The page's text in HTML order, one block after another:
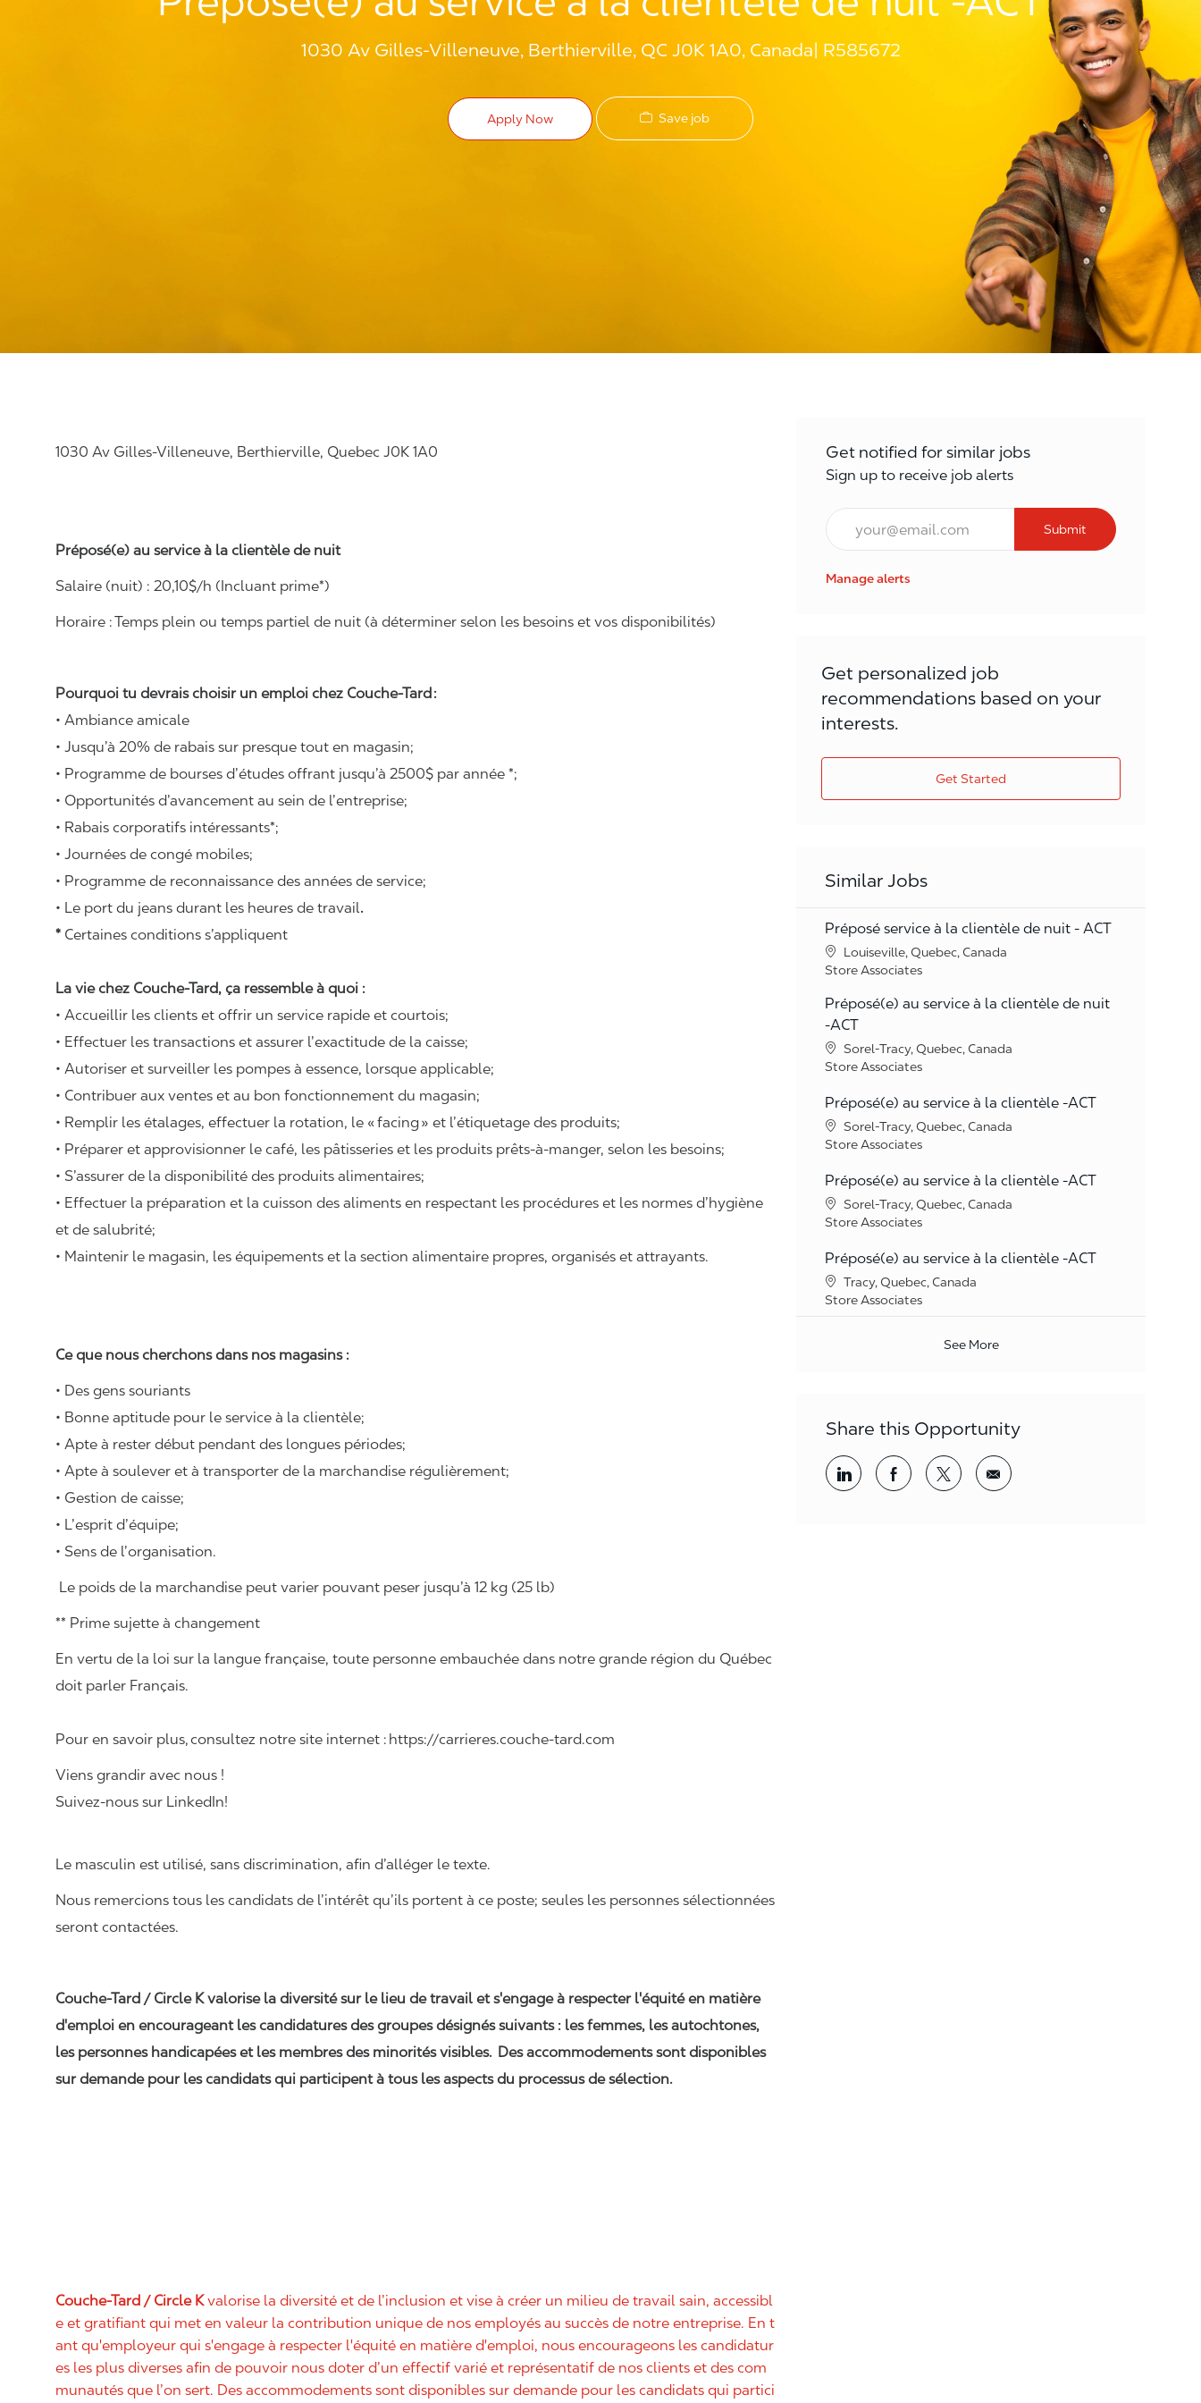
1030 Av Gilles-Villeneuve, Berthierville, QC J0K 1A0, Canada R585672
Apply Now Save job
1030 Av Gilles-Villeneuve, Berthierville, Quebec J0K 1A0
Préposé(e) au service à la clientèle de nuit
Salaire (nuit) : 20,10$/h (Incluant prime*)
Horaire :Temps plein ou temps partiel de nuit (à déterminer selon les besoins et vos disponibilités)
Pourquoi tu devrais choisir un emploi chez Couche-Tard :
• Ambiance amicale
• Jusqu’à 20% de rabais sur presque tout en magasin;
• Programme de bourses d’études offrant jusqu’à 2500$ par année *;
• Opportunités d’avancement au sein de l’entreprise;
• Rabais corporatifs intéressants*;
• Journées de congé mobiles;
• Programme de reconnaissance des années de service;
• Le port du jeans durant les heures de travail.
* Certaines conditions s’appliquent
La vie chez Couche-Tard, ça ressemble à quoi :
• Accueillir les clients et offrir un service rapide et courtois;
• Effectuer les transactions et assurer l’exactitude de la caisse;
• Autoriser et surveiller les pompes à essence, lorsque applicable;
• Contribuer aux ventes et au bon fonctionnement du magasin;
• Remplir les étalages, effectuer la rotation, le «facing» et l’étiquetage des produits;
• Préparer et approvisionner le café, les pâtisseries et les produits prêts-à-manger, selon les besoins;
• S’assurer de la disponibilité des produits alimentaires;
• Effectuer la préparation et la cuisson des aliments en respectant les procédures et les normes d’hygiène
et de salubrité;
• Maintenir le magasin, les équipements et la section alimentaire propres, organisés et attrayants.
Ce que nous cherchons dans nos magasins :
• Des gens souriants
• Bonne aptitude pour le service à la clientèle;
• Apte à rester début pendant des longues périodes;
• Apte à soulever et à transporter de la marchandise régulièrement;
• Gestion de caisse;
• L’esprit d’équipe;
• Sens de l’organisation.
Le poids de la marchandise peut varier pouvant peser jusqu’à 12 kg (25 lb)
** Prime sujette à changement
En vertu de la loi sur la langue française, toute personne embauchée dans notre grande région du Québec
doit parler Français.
Pour en savoir plus, consultez notre site internet : https://carrieres.couche-tard.com
Viens grandir avec nous !
Suivez-nous sur LinkedIn!
Le masculin est utilisé, sans discrimination, afin d’alléger le texte.
Nous remercions tous les candidats de l’intérêt qu’ils portent à ce poste; seules les personnes sélectionnées
seront contactées.
Couche-Tard / Circle K valorise la diversité sur le lieu de travail et s'engage à respecter l'équité en matière
d'emploi en encourageant les candidatures des groupes désignés suivants : les femmes, les autochtones,
les personnes handicapées et les membres des minorités visibles. Des accommodements sont disponibles
sur demande pour les candidats qui participent à tous les aspects du processus de sélection.
Couche-Tard / Circle Kvalorise la diversité et de l’inclusion et vise à créer un milieu de travail sain, accessibl
e et gratifiant qui met en valeur la contribution unique de nos employés au succès de notre entreprise. En t
ant qu'employeur qui s'engage à respecter l'équité en matière d'emploi, nous encourageons les candidatur
es les plus diverses afin de pouvoir nous doter d’un effectif varié et représentatif de nos clients et des com
munautés que l’on sert. Des accommodements sont disponibles sur demande pour les candidats qui partici
Get notified for similar jobs
Sign up to receive job alerts
Email*
Submit
Manage alerts
Get personalized job
recommendations based on your
interests.
Get Started
Similar Jobs
Préposé service à la clientèle de nuit - ACT
Location
Louiseville, Quebec, Canada
Category
Store Associates
Préposé(e) au service à la clientèle de nuit
-ACT
Location
Sorel-Tracy, Quebec, Canada
Category
Store Associates
Préposé(e) au service à la clientèle -ACT
Location
Sorel-Tracy, Quebec, Canada
Category
Store Associates
Préposé(e) au service à la clientèle -ACT
Location
Sorel-Tracy, Quebec, Canada
Category
Store Associates
Préposé(e) au service à la clientèle -ACT
Location
Tracy, Quebec, Canada
Category
Store Associates
See More
Share this Opportunity
Share via LinkedInShare via Facebook
Share via twitterShare via email